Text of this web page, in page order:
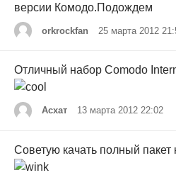
версии Комодо.Подождем
orkrockfan 25 марта 2012
Отличный набор Comodo
Асхат 13 марта 2012 22:02
Советую качать полный пакет